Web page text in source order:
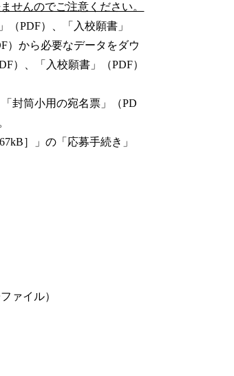
せんのでご注意ください。
PDF）、「入校願書」
）から必要なデータをダウ
）、「入校願書」（PDF）
封筒小用の宛名票」（PD
］」の「応募手続き」
ァイル）